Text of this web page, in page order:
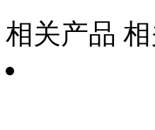
相关产品